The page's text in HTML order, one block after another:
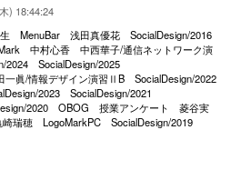
) 18:44:24
MenuBar 浅田真優花
SocialDesign/2016
中村心香
中西華子/通信ネットワーク演
2024
SocialDesign/2025
一眞/情報デザイン演習ⅡB
SocialDesign/2022
2023
SocialDesign/2021
2020 OBOG 授業アンケート
菱谷実
崎瑞穂 LogoMarkPC
SocialDesign/2019